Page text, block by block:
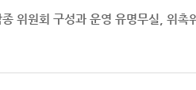
위원회 구성과 운영 유명무실, 위촉